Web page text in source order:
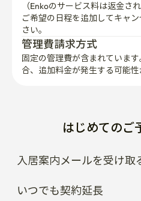
（Enkoのサービス料は返金され
ご希望の日程を追加してキャ
さい。
管理費請求方式
固定の管理費が含まれていま
合、追加料金が発生する可能性
はじめてのご
入居案内メールを受け取
いつでも契約延長